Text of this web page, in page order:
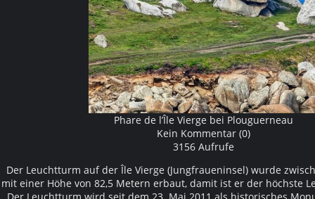
Phare de l’Île Vierge bei Plouguerneau
Kein Kommentar (0)
3156 Aufrufe
Der Leuchtturm auf der Île Vierge (Jungfraueninsel) wurde
mit einer Höhe von 82,5 Metern erbaut, damit ist er der höchste